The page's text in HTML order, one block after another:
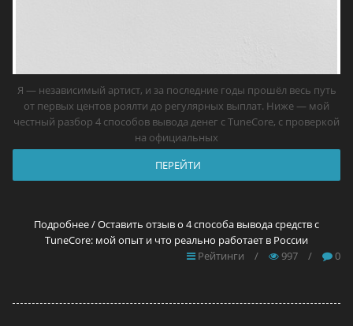
Я — независимый артист, и за последние годы прошёл весь путь
от первых центов роялти до регулярных выплат. Ниже — мой
честный разбор 4 способов вывода денег с TuneCore, с проверкой
на официальных
ПЕРЕЙТИ
Подробнее / Оставить отзыв о 4 способа вывода средств с
TuneCore: мой опыт и что реально работает в России
Рейтинги
/ 997 / 0